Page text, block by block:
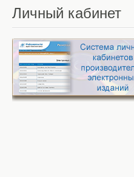
Личный кабинет